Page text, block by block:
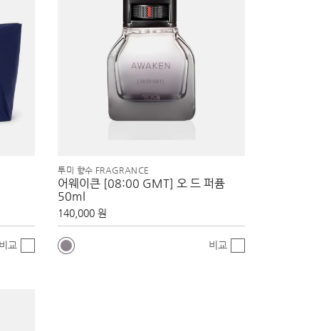
교
투미 향수 FRAGRANCE
어웨이큰 [08:00 GMT] 오 드 퍼퓸
50ml
140,000 원
비교